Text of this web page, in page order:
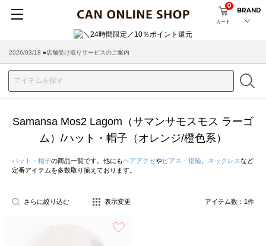
カート
0
BRAND
2026/03/18 ■店舗受け取りサービスのご案内
Samansa Mos2 Lagom（サマンサモスモス ラーゴ
ム）/ハット・帽子（オレンジ/橙色系）
ハット・帽子の商品一覧です。他にもヘアアクセやピアス・指輪 ネックレスなど
定番アイテムを多数取り揃えております。
さらに絞り込む 表示変更 アイテム数： 1件